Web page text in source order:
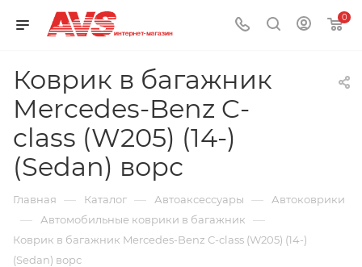
0
Коврик в багажник
Mercedes-Benz C-
class (W205) (14-)
(Sedan) ворс
Главная — Каталог — Автоаксессуары — Автоковрики
— Автомобильные коврики в багажник —
Коврик в багажник Mercedes-Benz C-class (W205) (14-)
(Sedan) ворс